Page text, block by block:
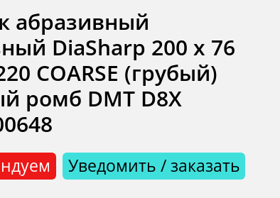
Уведомить / заказать
абразивный
DiaSharp 200 х 76
COARSE (грубый)
ромб DMT D8X